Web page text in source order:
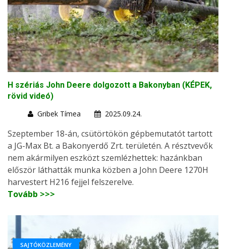
H szériás John Deere dolgozott a Bakonyban (KÉPEK,
rövid videó)
Gribek Tímea
2025.09.24.
Szeptember 18-án, csütörtökön gépbemutatót tartott
a JG-Max Bt. a Bakonyerdő Zrt. területén. A résztvevők
nem akármilyen eszközt szemlézhettek: hazánkban
először láthatták munka közben a John Deere 1270H
harvestert H216 fejjel felszerelve.
Tovább >>>
SAJTÓKÖZLEMÉNY